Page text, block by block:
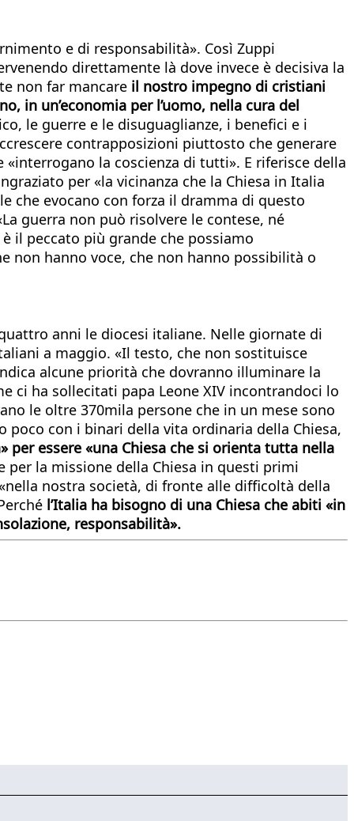
e di responsabilità». Così Zuppi
direttamente là dove invece è decisiva la
non far mancare il nostro impegno di cristiani
in un’economia per l’uomo, nella cura del
le guerre e le disuguaglianze, i benefici e i
contrapposizioni piuttosto che generare
«interrogano la coscienza di tutti». E riferisce della
per «la vicinanza che la Chiesa in Italia
che evocano con forza il dramma di questo
guerra non può risolvere le contese, né
il peccato più grande che possiamo
non hanno voce, che non hanno possibilità o
anni le diocesi italiane. Nelle giornate di
a maggio. «Il testo, che non sostituisce
alcune priorità che dovranno illuminare la
ci ha sollecitati papa Leone XIV incontrandoci lo
le oltre 370mila persone che in un mese sono
poco con i binari della vita ordinaria della Chiesa,
per essere «una Chiesa che si orienta tutta nella
per la missione della Chiesa in questi primi
nostra società, di fronte alle difficoltà della
l’Italia ha bisogno di una Chiesa che abiti «in
responsabilità».